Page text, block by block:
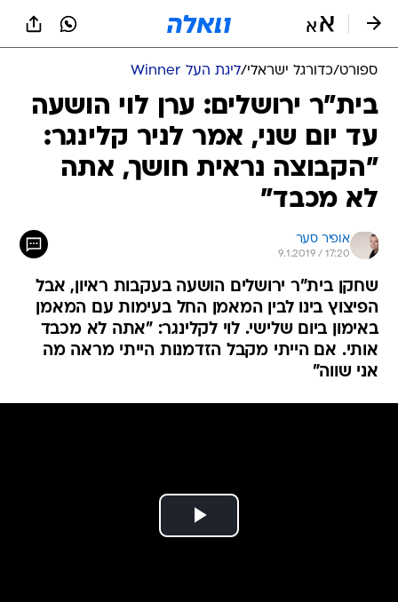
ספורט/כדורגל ישראלי/ליגת העל Winner
בית"ר ירושלים: ערן לוי הושעה
עד יום שני, אמר לניר קלינגר:
"הקבוצה נראית חושך, אתה
לא מכבד"
אופיר סער
9.1.2019 / 17:20
שחקן בית"ר ירושלים הושעה בעקבות ראיון, אבל
הפיצוץ בינו לבין המאמן החל בעימות עם המאמן
באימון ביום שלישי. לוי לקלינגר: "אתה לא מכבד
אותי. אם הייתי מקבל הזדמנות הייתי מראה מה
אני שווה"